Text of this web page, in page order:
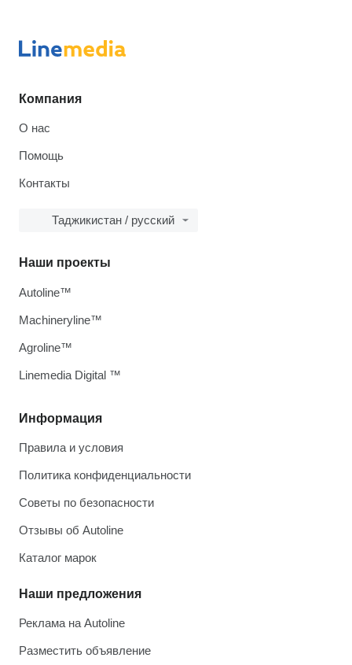
Компания
О нас
Помощь
Контакты
Таджикистан / русский
Информация
Правила и условия
Политика конфиденциальности
Советы по безопасности
Отзывы об Autoline
Каталог марок
Наши предложения
Реклама на Autoline
Разместить объявление
Наши проекты
Autoline™
Machineryline™
Agroline™
Linemedia Digital ™